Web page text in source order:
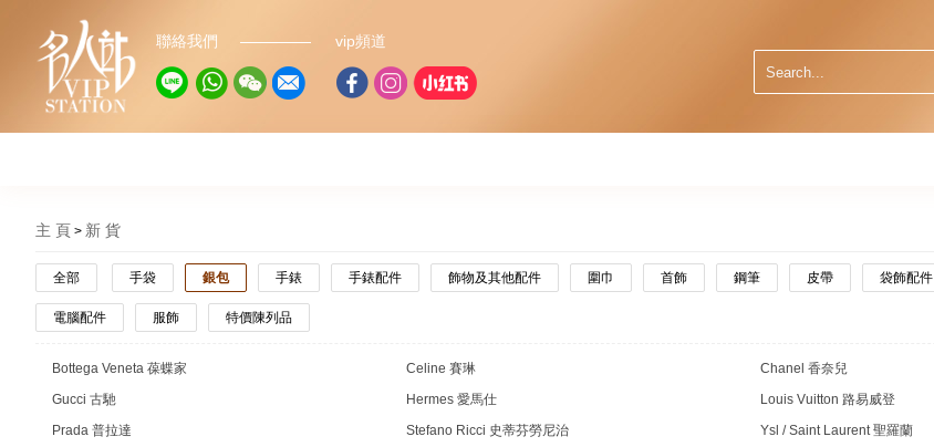
聯絡我們 vip頻道
主 頁 新 貨
全部 手袋 銀包 手錶 手錶配件 飾物及其他配件 圍巾 首飾 鋼筆 皮帶 袋飾配件
電腦配件 服飾 特價陳列品
Bottega Veneta 葆蝶家 Celine 賽琳 Chanel 香奈兒
Gucci 古馳
Hermes 愛馬仕 Louis Vuitton 路易威登
Prada 普拉達
Stefano Ricci 史蒂芬勞尼治 Ysl / Saint Laurent 聖羅蘭